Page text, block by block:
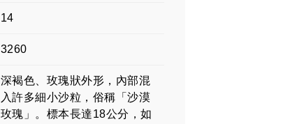
14
3260
深褐色、玫瑰狀外形，內部混
入許多細小沙粒，俗稱「沙漠
玫瑰」。標本長達18公分，如